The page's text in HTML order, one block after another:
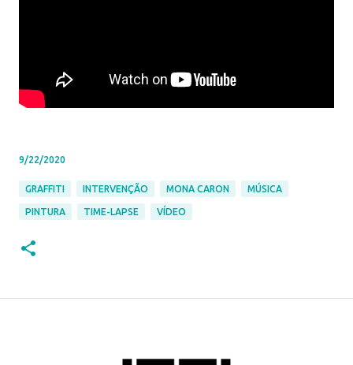
9/22/2020
GRAFFITI INTERVENÇÃO MONA CARON MÚSICA
PINTURA TIME-LAPSE VÍDEO